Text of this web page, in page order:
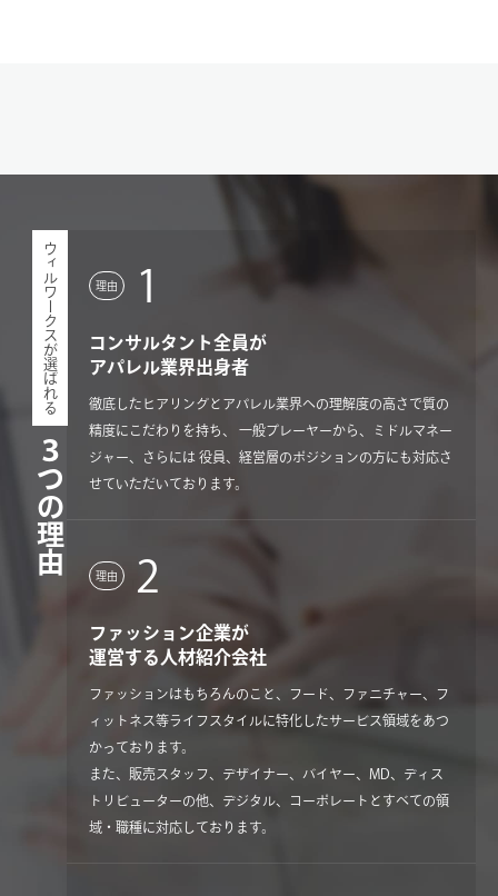
ウィルワークスが選ばれる
３つの理由
理由 1
コンサルタント全員が
アパレル業界出身者
徹底したヒアリングとアパレル業界への理解度の高さで質の
精度にこだわりを持ち、 一般プレーヤーから、ミドルマネー
ジャー、さらには 役員、経営層のポジションの方にも対応さ
せていただいております。
理由 2
ファッション企業が
運営する人材紹介会社
ファッションはもちろんのこと、フード、ファニチャー、フ
ィットネス等ライフスタイルに特化したサービス領域をあつ
かっております。
また、販売スタッフ、デザイナー、バイヤー、MD、ディス
トリビューターの他、デジタル、コーポレートとすべての領
域・職種に対応しております。